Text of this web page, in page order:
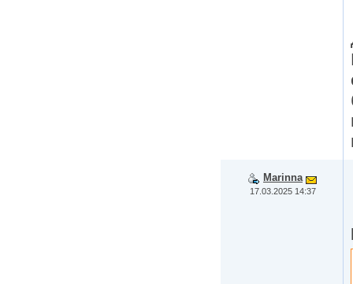
Marinna
17.03.2025 14:37